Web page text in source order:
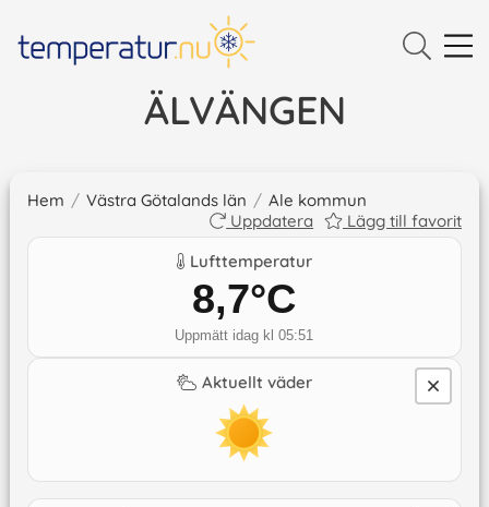
ÄLVÄNGEN
Hem / Västra Götalands län / Ale kommun
Uppdatera
Lägg till favorit
Lufttemperatur
8,7°C
Uppmätt idag kl 05:51
Aktuellt väder